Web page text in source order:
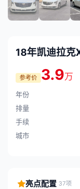
18年凯迪拉克
参考价 3.9万
年份
排量
手续
城市
亮点配置 37项